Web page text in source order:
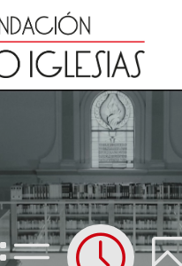
List Time